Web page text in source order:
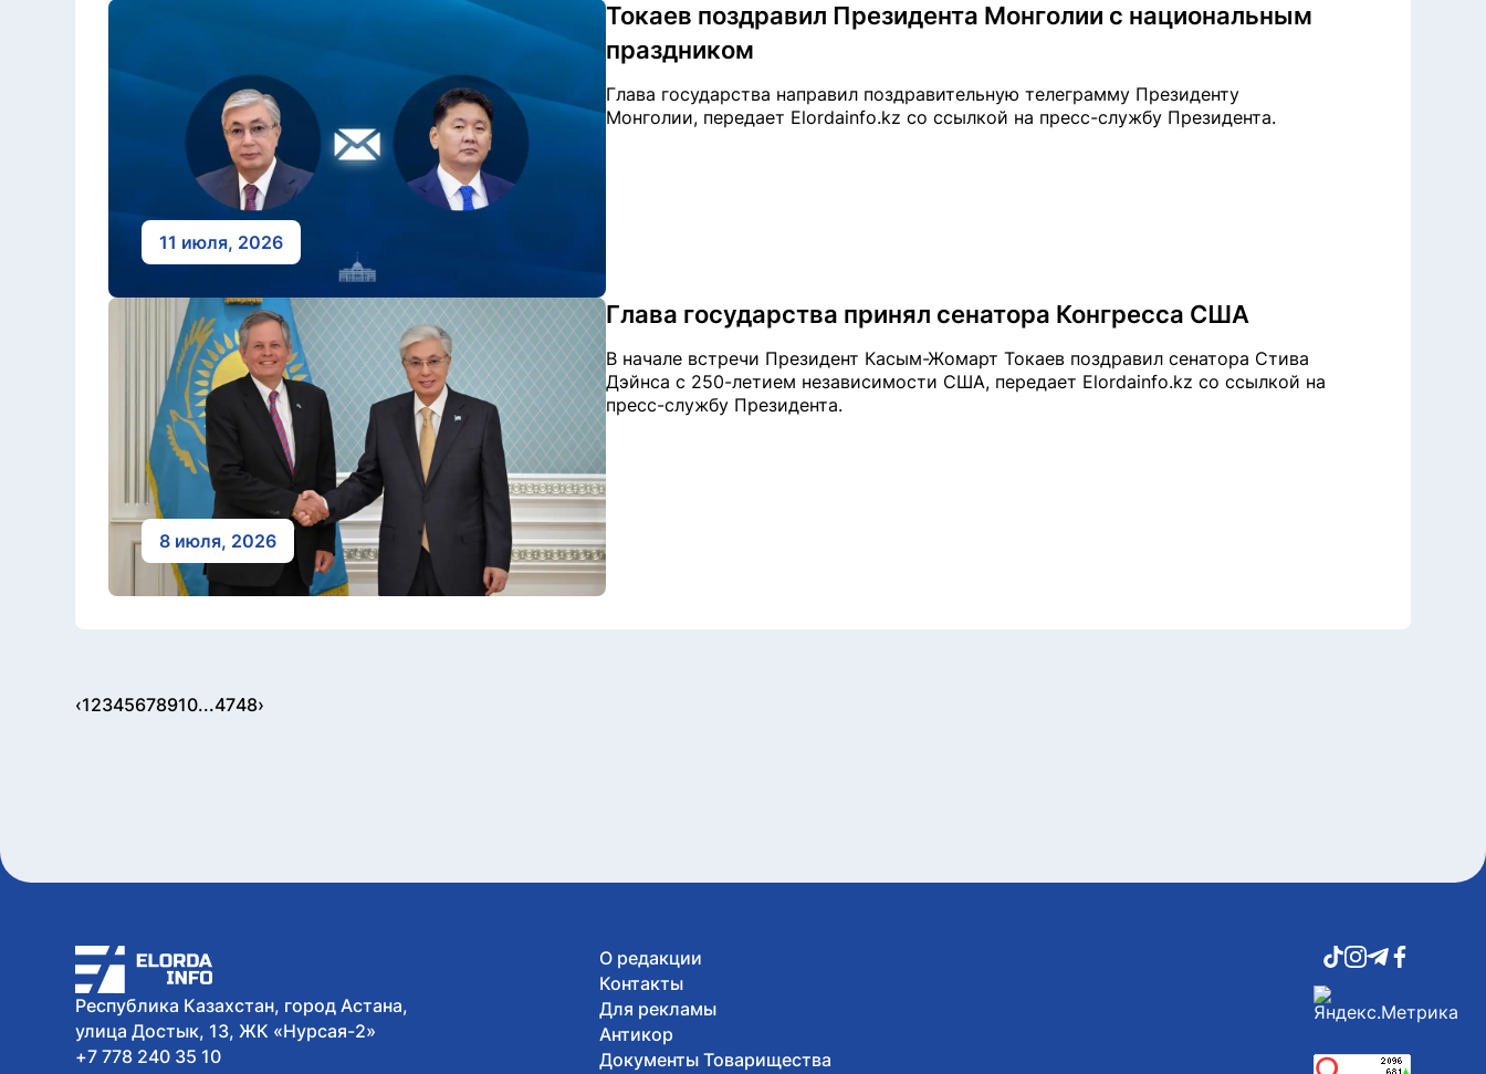
11 июля, 2026
Токаев поздравил Президента Монголии с национальным
праздником
Глава государства направил поздравительную телеграмму Президенту
Монголии, передает Elordainfo.kz со ссылкой на пресс-службу Президента.
8 июля, 2026
Глава государства принял сенатора Конгресса США
В начале встречи Президент Касым-Жомарт Токаев поздравил сенатора Стива
Дэйнса с 250-летием независимости США, передает Elordainfo.kz со ссылкой на
пресс-службу Президента.
‹12345678910...4748›
Республика Казахстан, город Астана,
улица Достык, 13, ЖК «Нурсая-2»
+7 778 240 35 10
О редакции
Контакты
Для рекламы
Антикор
Документы Товарищества